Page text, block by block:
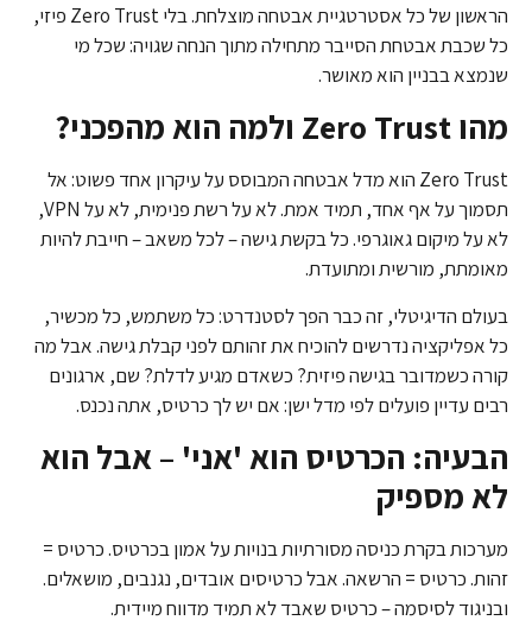
הראשון של כל אסטרטגיית אבטחה מוצלחת. בלי Zero Trust פיזי,
כל שכבת אבטחת הסייבר מתחילה מתוך הנחה שגויה: שכל מי
שנמצא בבניין הוא מאושר.
מהו Zero Trust ולמה הוא מהפכני?
Zero Trust הוא מדל אבטחה המבוסס על עיקרון אחד פשוט: אל
תסמוך על אף אחד, תמיד אמת. לא על רשת פנימית, לא על VPN,
לא על מיקום גאוגרפי. כל בקשת גישה – לכל משאב – חייבת להיות
מאומתת, מורשית ומתועדת.
בעולם הדיגיטלי, זה כבר הפך לסטנדרט: כל משתמש, כל מכשיר,
כל אפליקציה נדרשים להוכיח את זהותם לפני קבלת גישה. אבל מה
קורה כשמדובר בגישה פיזית? כשאדם מגיע לדלת? שם, ארגונים
רבים עדיין פועלים לפי מדל ישן: אם יש לך כרטיס, אתה נכנס.
הבעיה: הכרטיס הוא 'אני' – אבל הוא
לא מספיק
מערכות בקרת כניסה מסורתיות בנויות על אמון בכרטיס. כרטיס =
זהות. כרטיס = הרשאה. אבל כרטיסים אובדים, נגנבים, מושאלים.
ובניגוד לסיסמה – כרטיס שאבד לא תמיד מדווח מיידית.